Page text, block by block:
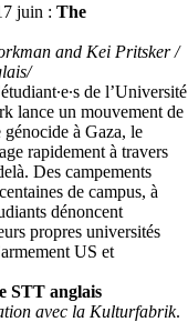
juin : The
and Kei Pritsker /
de l’Université
lance un mouvement de
à Gaza, le
rapidement à travers
Des campements
de campus, à
dénoncent
propres universités
US et
STT anglais
avec la Kulturfabrik.